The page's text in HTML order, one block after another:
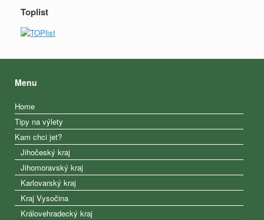
Toplist
Menu
Home
Tipy na výlety
Kam chci jet?
Jihočeský kraj
Jihomoravský kraj
Karlovarský kraj
Kraj Vysočina
Královehradecký kraj